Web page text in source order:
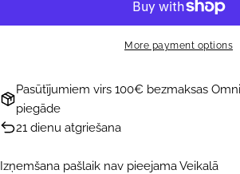
More payment options
Pasūtījumiem virs 100€ bezmaksas
piegāde
21 dienu atgriešana
Izņemšana pašlaik nav pieejamaVeikalā